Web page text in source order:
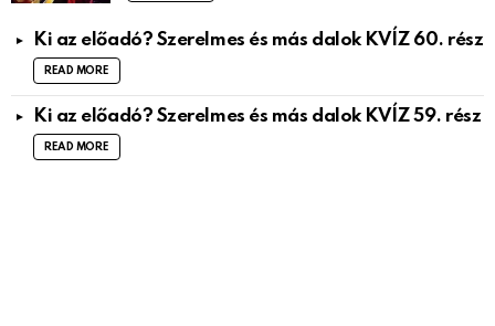
Ki az előadó? Szerelmes és más dalok KVÍZ 60. rész
READ MORE
Ki az előadó? Szerelmes és más dalok KVÍZ 59. rész
READ MORE